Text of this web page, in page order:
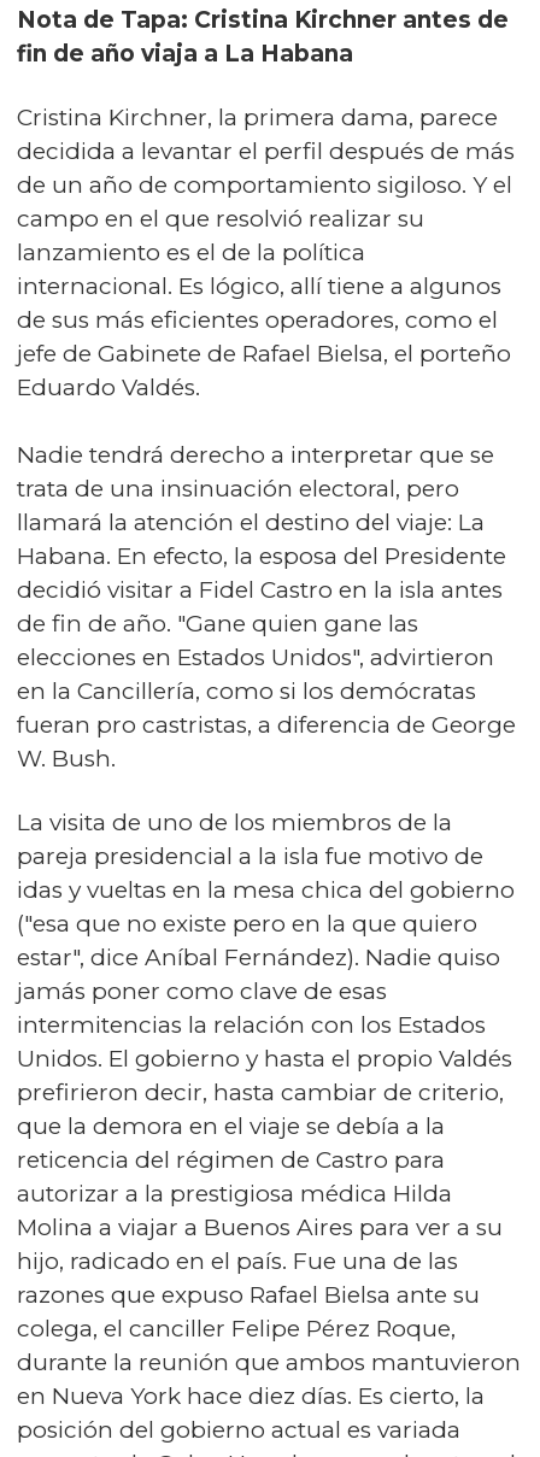
Nota de Tapa: Cristina Kirchner antes de
fin de año viaja a La Habana
Cristina Kirchner, la primera dama, parece
decidida a levantar el perfil después de más
de un año de comportamiento sigiloso. Y el
campo en el que resolvió realizar su
lanzamiento es el de la política
internacional. Es lógico, allí tiene a algunos
de sus más eficientes operadores, como el
jefe de Gabinete de Rafael Bielsa, el porteño
Eduardo Valdés.
Nadie tendrá derecho a interpretar que se
trata de una insinuación electoral, pero
llamará la atención el destino del viaje: La
Habana. En efecto, la esposa del Presidente
decidió visitar a Fidel Castro en la isla antes
de fin de año. "Gane quien gane las
elecciones en Estados Unidos", advirtieron
en la Cancillería, como si los demócratas
fueran pro castristas, a diferencia de George
W. Bush.
La visita de uno de los miembros de la
pareja presidencial a la isla fue motivo de
idas y vueltas en la mesa chica del gobierno
("esa que no existe pero en la que quiero
estar", dice Aníbal Fernández). Nadie quiso
jamás poner como clave de esas
intermitencias la relación con los Estados
Unidos. El gobierno y hasta el propio Valdés
prefirieron decir, hasta cambiar de criterio,
que la demora en el viaje se debía a la
reticencia del régimen de Castro para
autorizar a la prestigiosa médica Hilda
Molina a viajar a Buenos Aires para ver a su
hijo, radicado en el país. Fue una de las
razones que expuso Rafael Bielsa ante su
colega, el canciller Felipe Pérez Roque,
durante la reunión que ambos mantuvieron
en Nueva York hace diez días. Es cierto, la
posición del gobierno actual es variada